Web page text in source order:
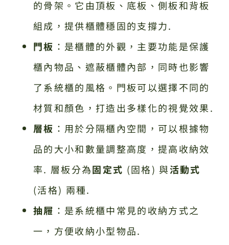
的骨架。它由頂板、底板、側板和背板
組成，提供櫃體穩固的支撐力.
門板 ：是櫃體的外觀，主要功能是保護
櫃內物品、遮蔽櫃體內部，同時也影響
了系統櫃的風格。門板可以選擇不同的
材質和顏色，打造出多樣化的視覺效果.
層板 ：用於分隔櫃內空間，可以根據物
品的大小和數量調整高度，提高收納效
率. 層板分為固定式 (固格) 與活動式
(活格) 兩種.
抽屜 ：是系統櫃中常見的收納方式之
一，方便收納小型物品.